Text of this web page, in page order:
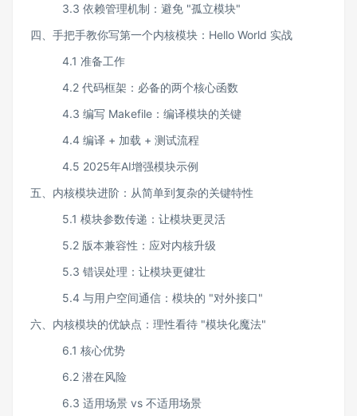
3.3 依赖管理机制：避免 "孤立模块"​
四、手把手教你写第一个内核模块：Hello World 实战​
4.1 准备工作​
4.2 代码框架：必备的两个核心函数
4.3 编写 Makefile：编译模块的关键
4.4 编译 + 加载 + 测试流程
4.5 2025年AI增强模块示例
五、内核模块进阶：从简单到复杂的关键特性​
5.1 模块参数传递：让模块更灵活​
5.2 版本兼容性：应对内核升级​
5.3 错误处理：让模块更健壮
5.4 与用户空间通信：模块的 "对外接口"​
六、内核模块的优缺点：理性看待 "模块化魔法"​
6.1 核心优势​
6.2 潜在风险​
6.3 适用场景 vs 不适用场景​​